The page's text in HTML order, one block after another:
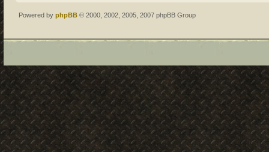
Powered by phpBB © 2000, 2002, 2005, 2007 phpBB Group